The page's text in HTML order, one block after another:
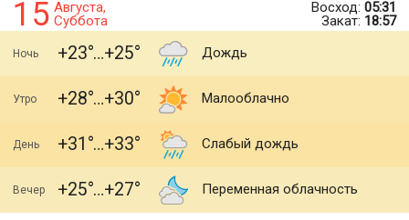
15 Августа,
Суббота
Восход: 05:31
Закат: 18:57
Ночь +23 +25 Дождь
Утро +28 +30 Малооблачно
День +31 +33 Слабый дождь
Вечер +25 +27 Переменная облачность